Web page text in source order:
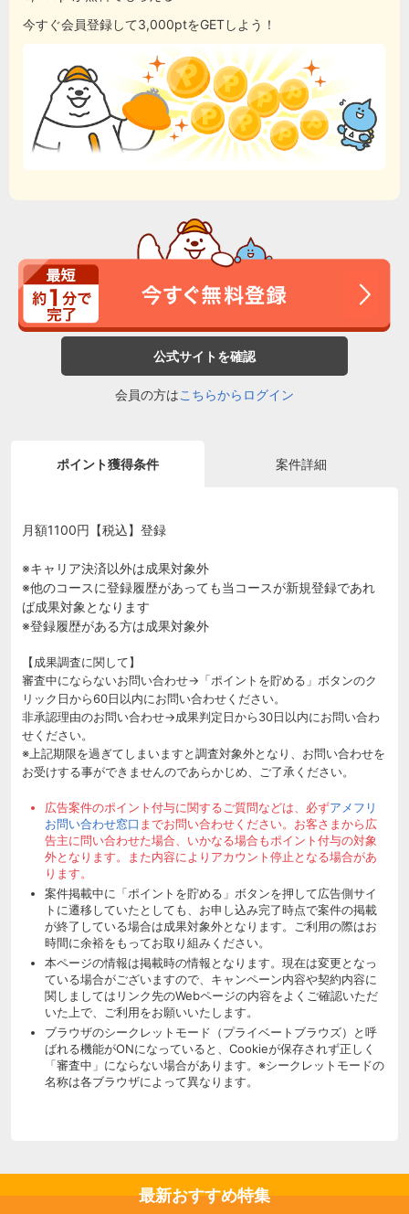
今すぐ会員登録して3,000ptをGETしよう！
公式サイトを確認
会員の方はこちらからログイン
ポイント獲得条件 案件詳細
月額1100円【税込】登録
※キャリア決済以外は成果対象外
※他のコースに登録履歴があっても当コースが新規登録であれ
ば成果対象となります
※登録履歴がある方は成果対象外
【成果調査に関して】
審査中にならないお問い合わせ→「ポイントを貯める」ボタンのク
リック日から60日以内にお問い合わせください。
非承認理由のお問い合わせ→成果判定日から30日以内にお問い合わ
せください。
※上記期限を過ぎてしまいますと調査対象外となり、お問い合わせを
お受けする事ができませんのであらかじめ、ご了承ください。
広告案件のポイント付与に関するご質問などは、必ずアメフリ
お問い合わせ窓口 までお問い合わせください。お客さまから広
告主に問い合わせた場合、いかなる場合もポイント付与の対象
外となります。また内容によりアカウント停止となる場合があ
ります。
案件掲載中に「ポイントを貯める」ボタンを押して広告側サイ
トに遷移していたとしても、お申し込み完了時点で案件の掲載
が終了している場合は成果対象外となります。ご利用の際はお
時間に余裕をもってお取り組みください。
本ページの情報は掲載時の情報となります。現在は変更となっ
ている場合がございますので、キャンペーン内容や契約内容に
関しましてはリンク先のWebページの内容をよくご確認いただ
いた上で、ご利用をお願いいたします。
ブラウザのシークレットモード（プライベートブラウズ）と呼
ばれる機能がONになっていると、Cookieが保存されず正しく
「審査中」にならない場合があります。※シークレットモードの
名称は各ブラウザによって異なります。
最新おすすめ特集